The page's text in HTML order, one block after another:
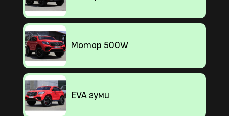
Мотор 500W
EVA гуми